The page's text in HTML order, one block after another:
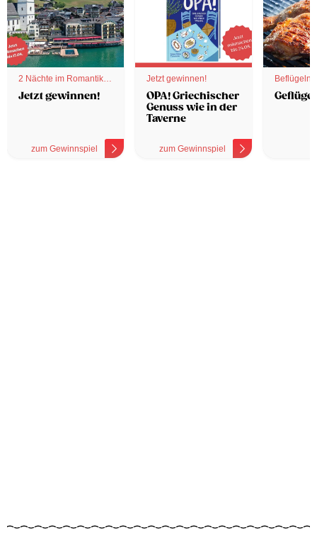
2 Nächte im Romantik
Hotel
Jetzt gewinnen!
zum Gewinnspiel
Jetzt gewinnen!
OPA! Griechischer
Genuss wie in der
Taverne
zum Gewinnspiel